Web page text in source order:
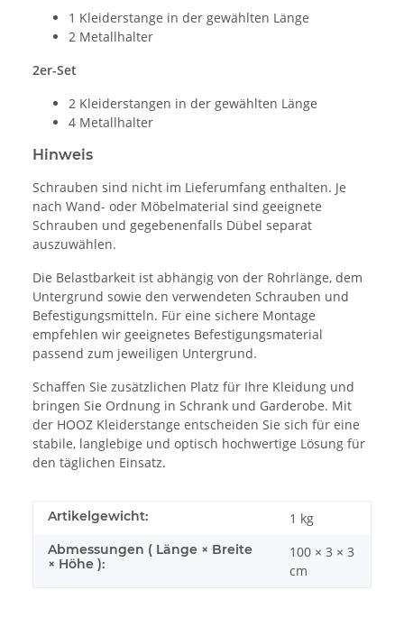
1 Kleiderstange in der gewählten Länge
2 Metallhalter
2er-Set
2 Kleiderstangen in der gewählten Länge
4 Metallhalter
Hinweis
Schrauben sind nicht im Lieferumfang enthalten. Je
nach Wand- oder Möbelmaterial sind geeignete
Schrauben und gegebenenfalls Dübel separat
auszuwählen.
Die Belastbarkeit ist abhängig von der Rohrlänge, dem
Untergrund sowie den verwendeten Schrauben und
Befestigungsmitteln. Für eine sichere Montage
empfehlen wir geeignetes Befestigungsmaterial
passend zum jeweiligen Untergrund.
Schaffen Sie zusätzlichen Platz für Ihre Kleidung und
bringen Sie Ordnung in Schrank und Garderobe. Mit
der HOOZ Kleiderstange entscheiden Sie sich für eine
stabile, langlebige und optisch hochwertige Lösung für
den täglichen Einsatz.
Artikelgewicht: 1 kg
Abmessungen ( Länge × Breite
× Höhe ):
100 × 3 × 3
cm